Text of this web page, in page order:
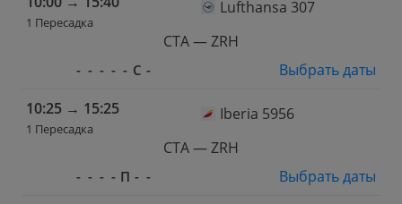
1 Пересадка
Lufthansa 307
CTA — ZRH
- - - - - С -
Выбрать даты
10:25 → 15:25
1 Пересадка
Iberia 5956
CTA — ZRH
- - - - П - -
Выбрать даты